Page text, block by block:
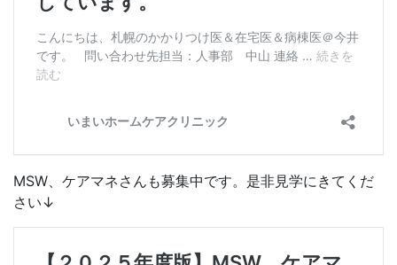
MSW、ケアマネさんも募集中です。是非見学にきてくだ
さい↓